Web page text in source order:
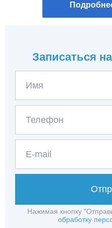
Записаться
Нажимая кнопку
обработку